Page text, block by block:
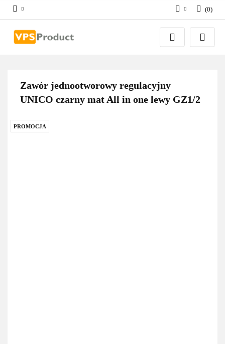
Zaloguj się
Zarejestruj się
(0)
Zawór jednootworowy regulacyjny
UNICO czarny mat All in one lewy GZ1/2
PROMOCJA